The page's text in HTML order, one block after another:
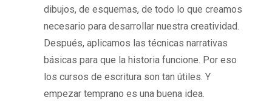
dibujos, de esquemas, de todo lo que creamos
necesario para desarrollar nuestra creatividad.
Después, aplicamos las técnicas narrativas
básicas para que la historia funcione. Por eso
los cursos de escritura son tan útiles. Y
empezar temprano es una buena idea.